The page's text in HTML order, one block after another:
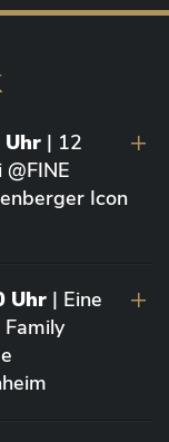
Uhr | 12
Icon
Uhr | Eine